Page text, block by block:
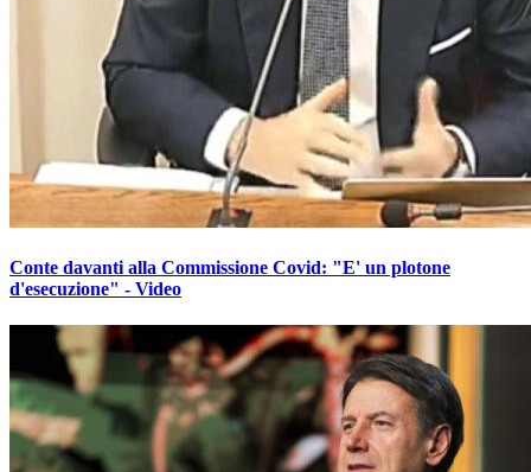
Conte davanti alla Commissione Covid: "E' un plotone
d'esecuzione" - Video